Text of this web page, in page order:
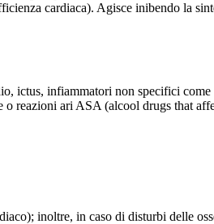
cardiaca). Agisce inibendo la
ictus, infiammatori non specifici
reazioni ari ASA (alcool drugs that
inoltre, in caso di disturbi delle